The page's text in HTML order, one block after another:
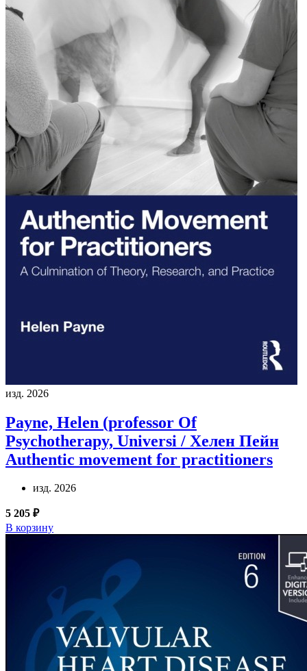
изд. 2026
Payne, Helen (professor Of
Psychotherapy, Universi / Хелен Пейн
Authentic movement for practitioners
изд. 2026
5 205 ₽
В корзину